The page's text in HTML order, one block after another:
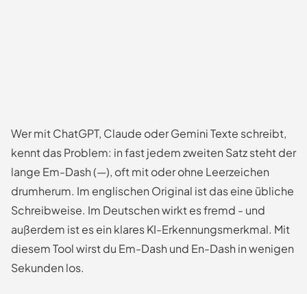
Wer mit ChatGPT, Claude oder Gemini Texte schreibt,
kennt das Problem: in fast jedem zweiten Satz steht der
lange Em-Dash (—), oft mit oder ohne Leerzeichen
drumherum. Im englischen Original ist das eine übliche
Schreibweise. Im Deutschen wirkt es fremd - und
außerdem ist es ein klares KI-Erkennungsmerkmal. Mit
diesem Tool wirst du Em-Dash und En-Dash in wenigen
Sekunden los.